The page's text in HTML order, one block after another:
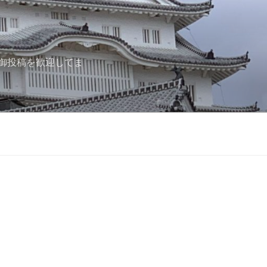
投稿を歓迎してま